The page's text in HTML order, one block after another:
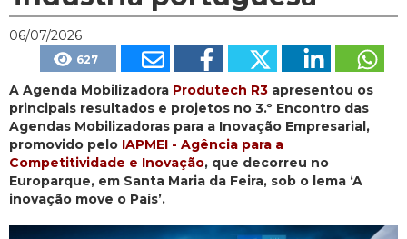
06/07/2026
627
A Agenda Mobilizadora Produtech R3 apresentou os
principais resultados e projetos no 3.º Encontro das
Agendas Mobilizadoras para a Inovação Empresarial,
promovido pelo IAPMEI - Agência para a
Competitividade e Inovação, que decorreu no
Europarque, em Santa Maria da Feira, sob o lema ‘A
inovação move o País’.